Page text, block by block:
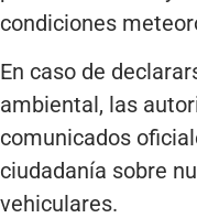
condiciones
En caso de
ambiental, las
comunicados
ciudadanía sobre
vehiculares.